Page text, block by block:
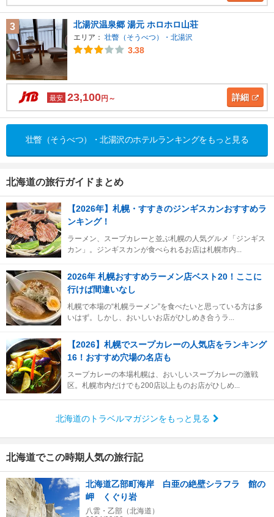
3 北湯沢温泉郷 湯元 ホロホロ山荘
エリア： 壮瞥（そうべつ）・北湯沢
3.38
最安 23,100円～ 詳細
壮瞥（そうべつ）・北湯沢のホテルランキングをもっと見る
北海道の旅行ガイドまとめ
【2026年】札幌・すすきのジンギスカンおすすめラ
ンキング！
ラーメン、スープカレーと並ぶ札幌の人気グルメ「ジンギス
カン」。ジンギスカンが食べられるお店は札幌市内...
2026年 札幌おすすめラーメン店ベスト20！ここに
行けば間違いなし
札幌で本場の“札幌ラーメン”を食べたいと思っている方は多
いはず。しかし、おいしいお店がひしめき合うラ...
【2026】札幌でスープカレーの人気店をランキング
16！おすすめ穴場の名店も
スープカレーの本場札幌は、おいしいスープカレーの激戦
区。札幌市内だけでも200店以上ものお店がひしめ...
北海道のトラベルマガジンをもっと見る
北海道でこの時期人気の旅行記
北海道乙部町海岸 白亜の絶壁シラフラ 館の
岬 くぐり岩
八雲・乙部（北海道）